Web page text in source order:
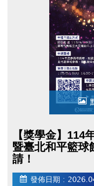
【獎學金】114
暨臺北和平籃球
請！
發佈日期 :